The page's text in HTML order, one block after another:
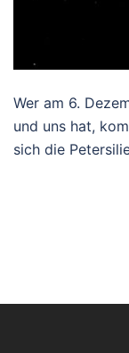
Wer am 6.
und uns hat,
sich die